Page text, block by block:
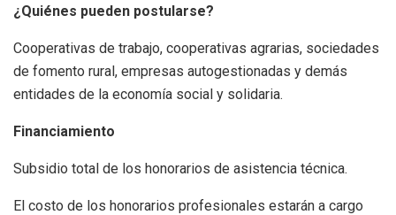
¿Quiénes pueden postularse?
Cooperativas de trabajo, cooperativas agrarias, sociedades
de fomento rural, empresas autogestionadas y demás
entidades de la economía social y solidaria.
Financiamiento
Subsidio total de los honorarios de asistencia técnica.
El costo de los honorarios profesionales estarán a cargo